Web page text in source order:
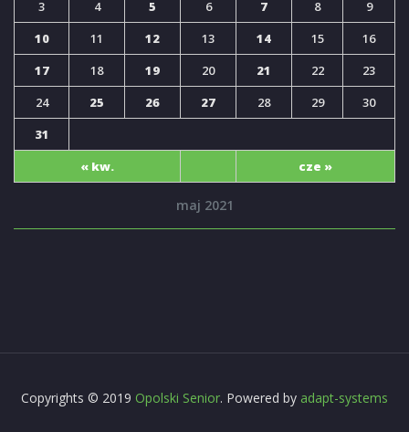
maj 2021
« kw. cze »
3
4 5 6 7 8
9
10
11 12 13 14 15
16
17
18 19 20 21 22
23
24
25 26 27 28 29
30
31
Copyrights © 2019 Opolski Senior. Powered by adapt-systems